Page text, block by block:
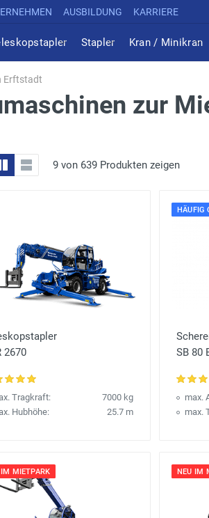
AUSBILDUNG KARRIERE
Stapler Kran / Minikran
Erftstadt
zur
9 von 639 Produkten zeigen
2670
Tragkraft:
7000 kg
Hubhöhe:
25.7 m
HÄUFIG
SB 80
max.
max.
MIETPARK NEU IM